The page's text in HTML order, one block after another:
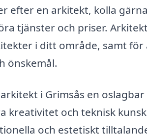
efter en arkitekt, kolla
tjänster och priser.
i ditt område, samt för
önskemål.
i Grimsås en
kreativitet och teknisk
och estetiskt